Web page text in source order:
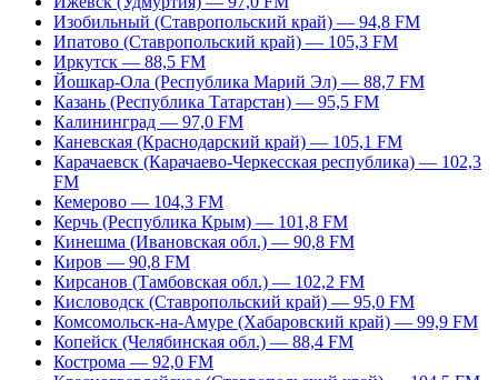
Изобильный (Ставропольский край) — 94,8 FM
Ипатово (Ставропольский край) — 105,3 FM
Иркутск — 88,5 FM
Йошкар-Ола (Республика Марий Эл) — 88,7 FM
Казань (Республика Татарстан) — 95,5 FM
Калининград — 97,0 FM
Каневская (Краснодарский край) — 105,1 FM
Карачаевск (Карачаево-Черкесская республика) — 102,3
FM
Кемерово — 104,3 FM
Керчь (Республика Крым) — 101,8 FM
Кинешма (Ивановская обл.) — 90,8 FM
Киров — 90,8 FM
Кирсанов (Тамбовская обл.) — 102,2 FM
Кисловодск (Ставропольский край) — 95,0 FM
Комсомольск-на-Амуре (Хабаровский край) — 99,9 FM
Копейск (Челябинская обл.) — 88,4 FM
Кострома — 92,0 FM